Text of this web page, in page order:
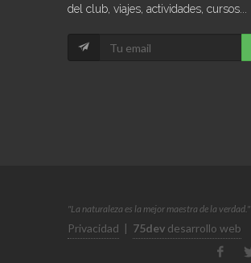
del club, viajes, actividades, cursos...
"La naturaleza es la mejor maestra de la verdad."
Privacidad | 75dev desarrollo web